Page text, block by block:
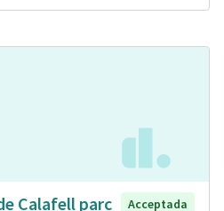
Calafell parc Acceptada